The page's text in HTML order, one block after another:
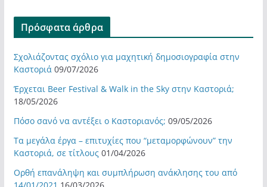
Πρόσφατα άρθρα
Σχολιάζοντας σχόλιο για μαχητική δημοσιογραφία στην
Καστοριά 09/07/2026
Έρχεται Beer Festival & Walk in the Sky στην Καστοριά;
18/05/2026
Πόσο σανό να αντέξει ο Καστοριανός; 09/05/2026
Τα μεγάλα έργα – επιτυχίες που “μεταμορφώνουν” την
Καστοριά, σε τίτλους 01/04/2026
Ορθή επανάληψη και συμπλήρωση ανάκλησης του από